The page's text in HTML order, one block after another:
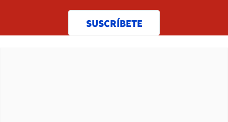
SUSCRÍBETE